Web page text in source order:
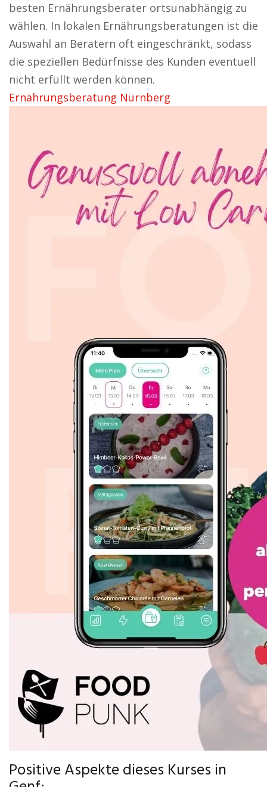
besten Ernährungsberater ortsunabhängig zu
wählen. In lokalen Ernährungsberatungen ist die
Auswahl an Beratern oft eingeschränkt, sodass
die speziellen Bedürfnisse des Kunden eventuell
nicht erfüllt werden können.
Ernährungsberatung Nürnberg
Positive Aspekte dieses Kurses in